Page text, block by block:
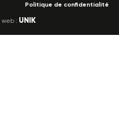
Politique de confidentialité
: UNIK